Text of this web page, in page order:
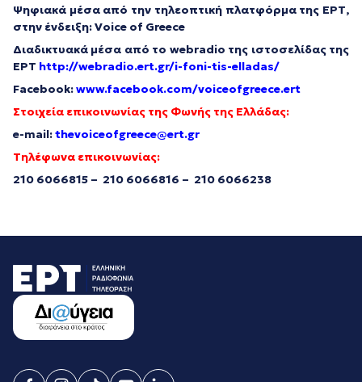
Ψηφιακά μέσα από την τηλεοπτική πλατφόρμα της ΕΡΤ,
στην ένδειξη:Voice of Greece
Διαδικτυακά μέσα από το webradio της ιστοσελίδας της
ΕΡΤ http://webradio.ert.gr/i-foni-tis-elladas/
Facebook:www.facebook.com/voiceofgreece.ert
Στοιχεία επικοινωνίας της Φωνής της Ελλάδας:
e-mail:thevoiceofgreece@ert.gr
Τηλέφωνα επικοινωνίας:
210 6066815 – 210 6066816 – 210 6066238